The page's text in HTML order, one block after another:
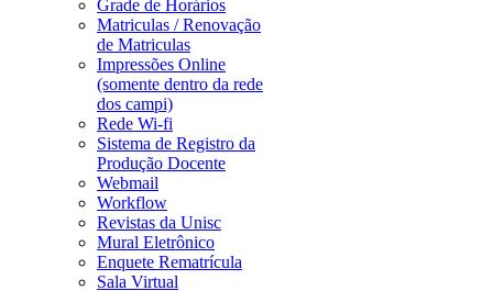
Grade de Horários
Matriculas / Renovação
de Matriculas
Impressões Online
(somente dentro da rede
dos campi)
Rede Wi-fi
Sistema de Registro da
Produção Docente
Webmail
Workflow
Revistas da Unisc
Mural Eletrônico
Enquete Rematrícula
Sala Virtual